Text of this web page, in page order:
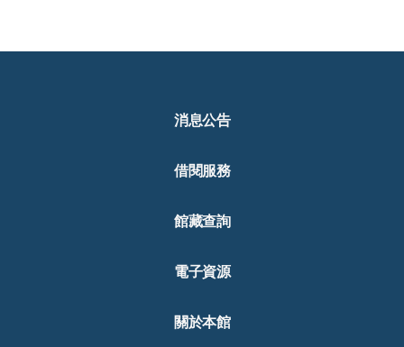
消息公告
借閱服務
館藏查詢
電子資源
關於本館